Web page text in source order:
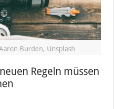
Burden, Unsplash
Regeln müssen